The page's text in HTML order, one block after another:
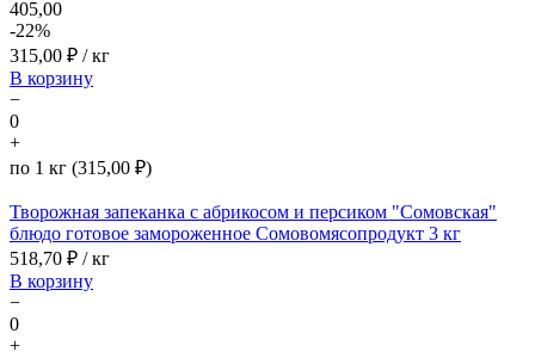
405,00
-22%
315,00 ₽ / кг
В корзину
−
0
+
по 1 кг (315,00 ₽)
Творожная запеканка с абрикосом и персиком "Сомовская"
блюдо готовое замороженное Сомовомясопродукт 3 кг
518,70 ₽ / кг
В корзину
−
0
+